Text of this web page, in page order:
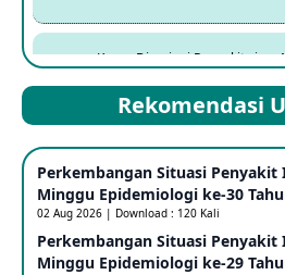
Kasus Dicurigai Penyakit virus
Mpox Clade 1b di Taiwan
25 May 2026
Update Informasi PHEIC
23
Rekomendasi
Perkembangan Situasi Penyakit
Minggu Epidemiologi ke-30
02 Aug 2026 | Download : 120 Kali
Perkembangan Situasi Penyakit
Minggu Epidemiologi ke-29